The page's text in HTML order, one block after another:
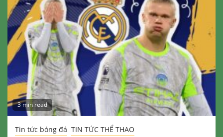
3 min read
Tin tức bóng đá TIN TỨC THỂ THAO